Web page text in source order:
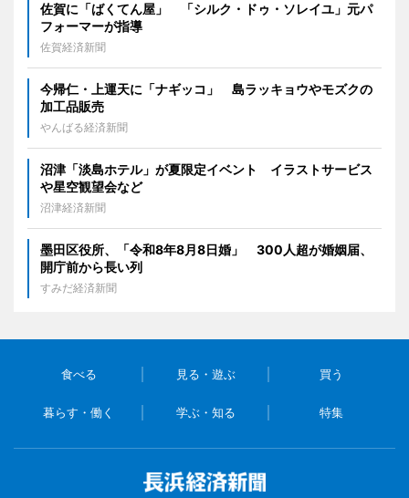
佐賀に「ばくてん屋」 「シルク・ドゥ・ソレイユ」元パ
フォーマーが指導
佐賀経済新聞
今帰仁・上運天に「ナギッコ」 島ラッキョウやモズクの
加工品販売
やんばる経済新聞
沼津「淡島ホテル」が夏限定イベント イラストサービス
や星空観望会など
沼津経済新聞
墨田区役所、「令和8年8月8日婚」 300人超が婚姻届、
開庁前から長い列
すみだ経済新聞
食べる 見る・遊ぶ 買う
暮らす・働く 学ぶ・知る 特集